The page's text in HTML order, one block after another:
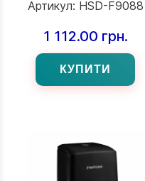
800 мл INSPIRE Serie
ЧОРНИЙ
Артикул: HSD-F9088
1 112.00 грн.
КУПИТИ